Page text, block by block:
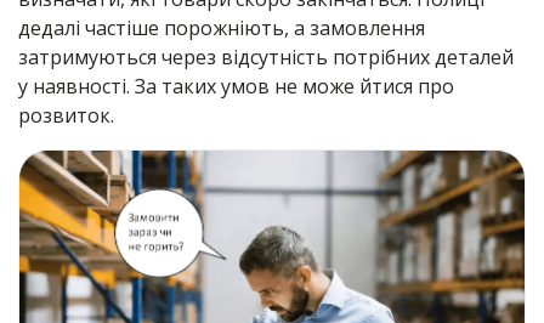
дедалі частіше порожніють, а замовлення
затримуються через відсутність потрібних деталей
у наявності. За таких умов не може йтися про
розвиток.